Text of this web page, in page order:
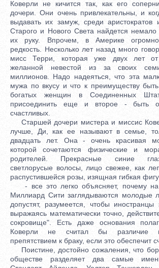
Коверли не кичится так, как его
дочери. Они очень привлекательны, и
выдавать их замуж, среди аристократов
Старого и Нового Света найдется немало
их руку. Впрочем, в Америке
редкость. Несколько лет назад много
мисс Терри, которая уже двух лет
желанной невестой из за своих
миллионов. Надо надеяться, что эта
мужа по вкусу и что к преимуществу
богатых женщин в Соединенных
присоединить еще и второе - быть
счастливых.
Старшей дочери мистера и миссис
лучше, Ди, как ее называют в семье,
двадцать лет. Она - очень красивая
которой сочетаются физические и
родителей. Прекрасные синие
светлорусые волосы, лицо свежее, как
распустившейся розы, изящная гибкая
- все это легко объясняет, почему
Миллиард Сити заглядываются молодые
допустят, разумеется, чтобы иностранцы
выражаясь математически точно,
сокровище". Есть даже основания
Коверли не считал бы различие
препятствием к браку, если это обеспечит
Поистине, достойно сожаления, что
обществе разделяет два самые